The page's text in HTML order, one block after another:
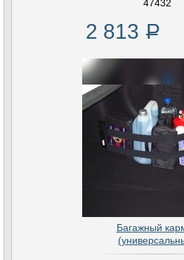
47432
2 813 Р
Багажный